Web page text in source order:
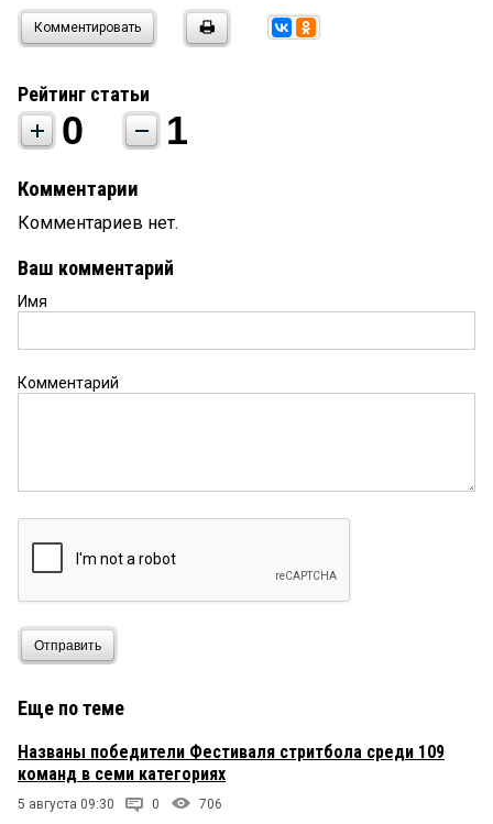
Комментировать
Рейтинг статьи
0 1
Комментарии
Комментариев нет.
Ваш комментарий
Имя
Комментарий
Отправить
Еще по теме
Названы победители Фестиваля стритбола среди 109
команд в семи категориях
5 августа 09:30 0 706